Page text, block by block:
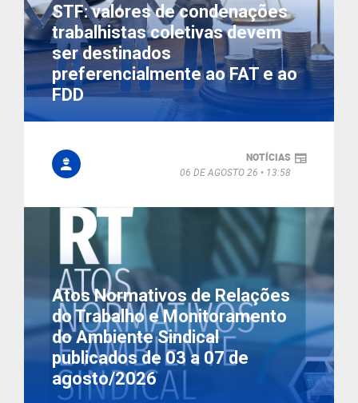
STF: valores de condenações
trabalhistas coletivas devem
ser destinados
preferencialmente ao FAT e ao
FDD
NOTÍCIAS
06 DE AGOSTO 26
13:58
Atos Normativos de Relações
do Trabalho e Monitoramento
do Ambiente Sindical
publicados de 03 a 07 de
agosto/2026